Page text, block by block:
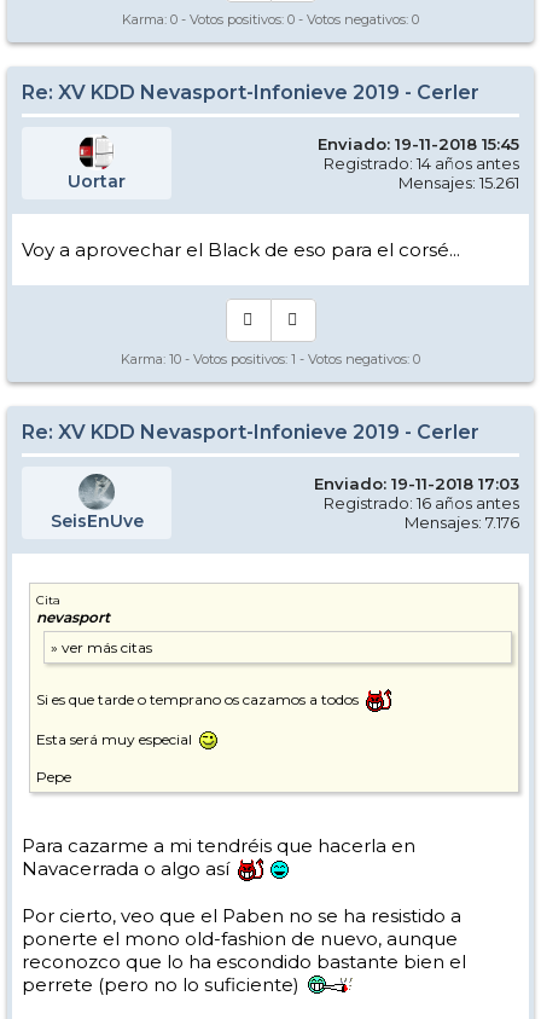
Karma: 0 - Votos positivos: 0 - Votos negativos: 0
Re: XV KDD Nevasport-Infonieve 2019 - Cerler
Uortar
Enviado: 19-11-2018 15:45
Registrado: 14 años antes
Mensajes: 15.261
Voy a aprovechar el Black de eso para el corsé...
Karma: 10 - Votos positivos: 1 - Votos negativos: 0
Re: XV KDD Nevasport-Infonieve 2019 - Cerler
SeisEnUve
Enviado: 19-11-2018 17:03
Registrado: 16 años antes
Mensajes: 7.176
Cita
nevasport
Si es que tarde o temprano os cazamos a todos
Esta será muy especial
Pepe
Para cazarme a mi tendréis que hacerla en
Navacerrada o algo así
Por cierto, veo que el Paben no se ha resistido a
ponerte el mono old-fashion de nuevo, aunque
reconozco que lo ha escondido bastante bien el
perrete (pero no lo suficiente)